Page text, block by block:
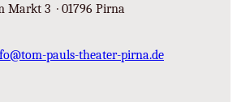
Markt 3 · 01796 Pirna
pauls-theater-pirna.de